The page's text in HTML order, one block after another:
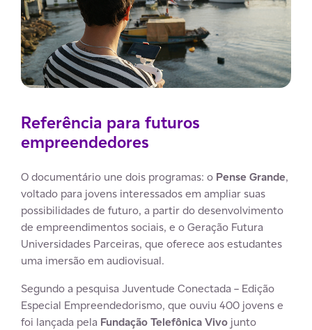
Referência para futuros
empreendedores
O documentário une dois programas: o Pense Grande,
voltado para jovens interessados em ampliar suas
possibilidades de futuro, a partir do desenvolvimento
de empreendimentos sociais, e o Geração Futura
Universidades Parceiras, que oferece aos estudantes
uma imersão em audiovisual.
Segundo a pesquisa Juventude Conectada – Edição
Especial Empreendedorismo, que ouviu 400 jovens e
foi lançada pela Fundação Telefônica Vivo junto